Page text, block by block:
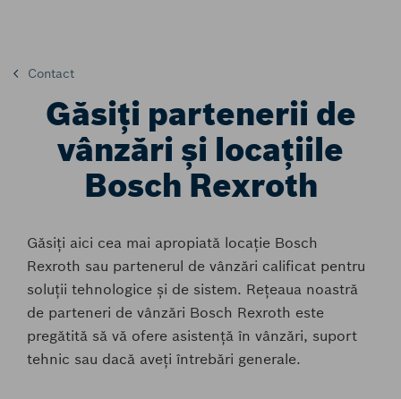
Contact
Găsiți partenerii de
vânzări și locațiile
Bosch Rexroth
Găsiți aici cea mai apropiată locație Bosch
Rexroth sau partenerul de vânzări calificat pentru
soluții tehnologice și de sistem. Rețeaua noastră
de parteneri de vânzări Bosch Rexroth este
pregătită să vă ofere asistență în vânzări, suport
tehnic sau dacă aveți întrebări generale.